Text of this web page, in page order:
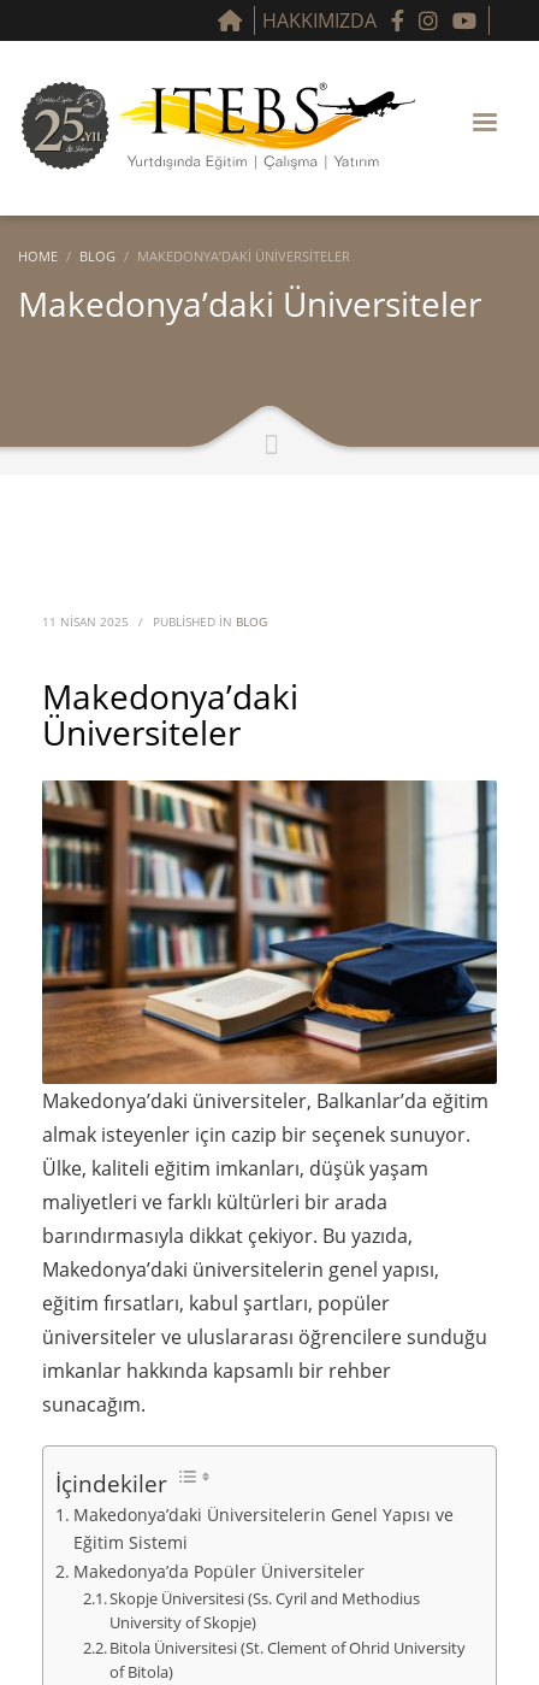
HAKKIMIZDA
HOME BLOG MAKEDONYA’DAKI ÜNIVERSITELER
Makedonya’daki Üniversiteler
11 NISAN 2025 / PUBLISHED IN BLOG
Makedonya’daki
Üniversiteler
Makedonya’daki üniversiteler, Balkanlar’da eğitim
almak isteyenler için cazip bir seçenek sunuyor.
Ülke, kaliteli eğitim imkanları, düşük yaşam
maliyetleri ve farklı kültürleri bir arada
barındırmasıyla dikkat çekiyor. Bu yazıda,
Makedonya’daki üniversitelerin genel yapısı,
eğitim fırsatları, kabul şartları, popüler
üniversiteler ve uluslararası öğrencilere sunduğu
imkanlar hakkında kapsamlı bir rehber
sunacağım.
İçindekiler
Makedonya’daki Üniversitelerin Genel Yapısı ve
Eğitim Sistemi
Makedonya’da Popüler Üniversiteler
Skopje Üniversitesi (Ss. Cyril and Methodius
University of Skopje)
Bitola Üniversitesi (St. Clement of Ohrid University
of Bitola)